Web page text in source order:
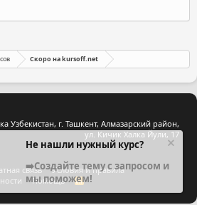
Скоро на kursoff.net
Узбекистан, г. Ташкент, Алмазарский район,
ул. Кичик Халка Йули, 17
связь
Условия и правила
Помощь
R
Не нашли нужный курс?
➡️Создайте тему с запросом и
мы поможем!